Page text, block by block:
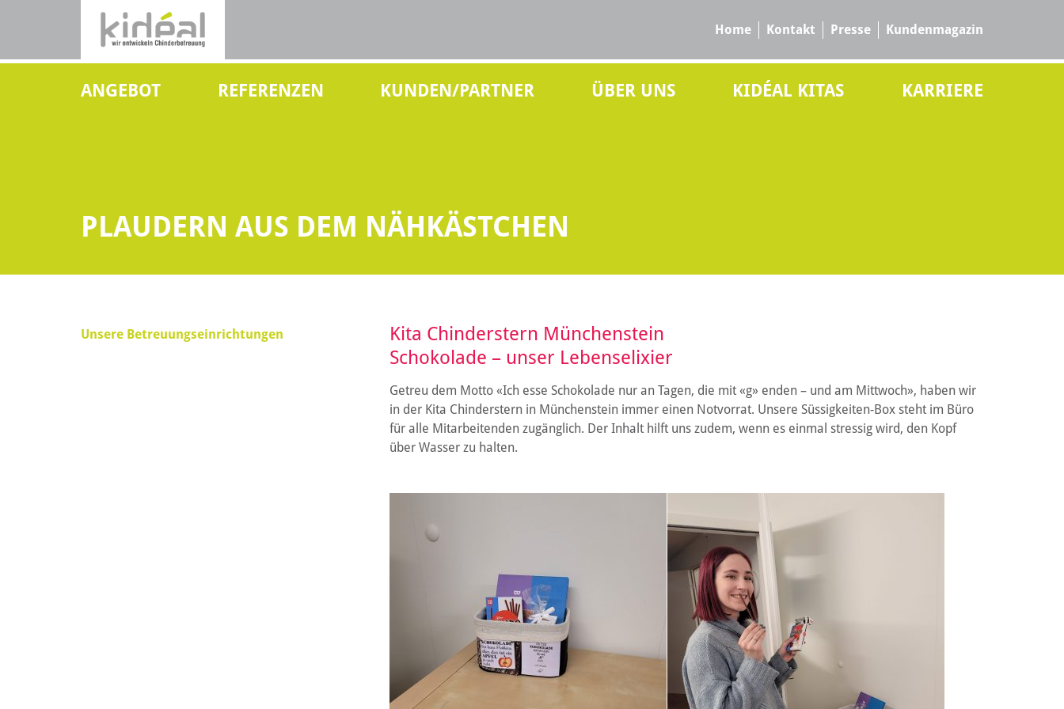
Home Kontakt Presse Kundenmagazin
ANGEBOT REFERENZEN KUNDEN/PARTNER ÜBER UNS KIDÉAL KITAS KARRIERE
PLAUDERN AUS DEM NÄHKÄSTCHEN
Unsere Betreuungseinrichtungen
Kita Chinderstern Münchenstein
Schokolade – unser Lebenselixier
Getreu dem Motto «Ich esse Schokolade nur an Tagen, die mit «g» enden – und am Mittwoch», haben wir
in der Kita Chinderstern in Münchenstein immer einen Notvorrat. Unsere Süssigkeiten-Box steht im Büro
für alle Mitarbeitenden zugänglich. Der Inhalt hilft uns zudem, wenn es einmal stressig wird, den Kopf
über Wasser zu halten.